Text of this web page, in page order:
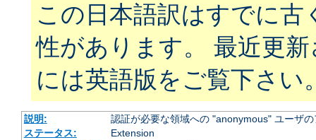
この日本語訳はすでに古
性があります。 最近更
には英語版をご覧下さい
説明:
認証が必要な領域への "anonymous" ユーザ
ステータス:
Extension